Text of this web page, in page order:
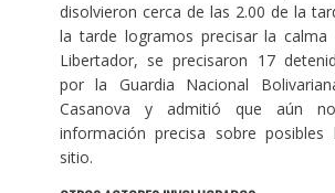
disolvieron cerca de las 2.00 de la
la tarde logramos precisar la calma
Libertador, se precisaron 17
por la Guardia Nacional
Casanova y admitió que aún
información precisa sobre
sitio.